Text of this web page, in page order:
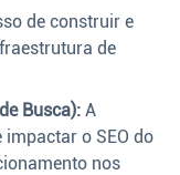
de construir e
de
Busca): A
o SEO do
nos